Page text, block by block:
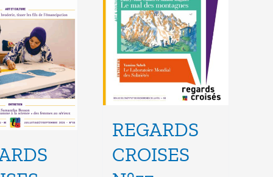
REGARDS
CROISES